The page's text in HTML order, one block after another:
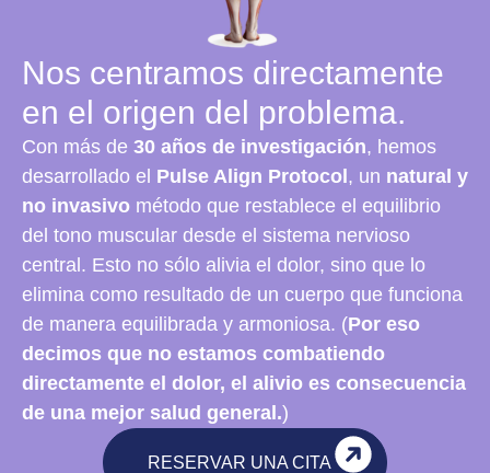
Nos centramos directamente
en el origen del problema.
Con más de 30 años de investigación, hemos
desarrollado el Pulse Align Protocol , un natural y
no invasivo método que restablece el equilibrio
del tono muscular desde el sistema nervioso
central. Esto no sólo alivia el dolor, sino que lo
elimina como resultado de un cuerpo que funciona
de manera equilibrada y armoniosa. (Por eso
decimos que no estamos combatiendo
directamente el dolor, el alivio es consecuencia
de una mejor salud general.)
RESERVAR UNA CITA